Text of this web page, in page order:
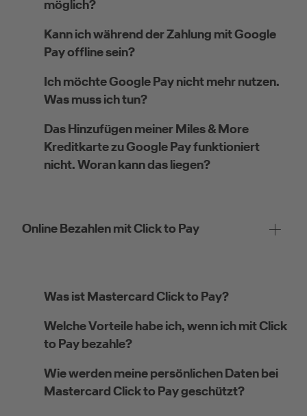
möglich?
Kann ich während der Zahlung mit Google
Pay offline sein?
Ich möchte Google Pay nicht mehr nutzen.
Was muss ich tun?
Das Hinzufügen meiner Miles & More
Kreditkarte zu Google Pay funktioniert
nicht. Woran kann das liegen?
Online Bezahlen mit Click to Pay
Was ist Mastercard Click to Pay?
Welche Vorteile habe ich, wenn ich mit Click
to Pay bezahle?
Wie werden meine persönlichen Daten bei
Mastercard Click to Pay geschützt?